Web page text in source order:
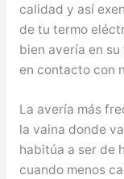
calidad y así
de tu termo
bien avería en
en contacto con
La avería más
la vaina donde
habitúa a ser de
cuando menos